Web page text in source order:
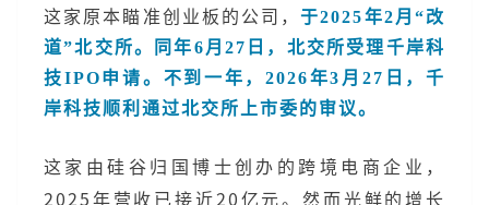
这家原本瞄准创业板的公司，于2025年2月“改
道”北交所。同年6月27日，北交所受理千岸科
技IPO申请。不到一年，2026年3月27日，千
岸科技顺利通过北交所上市委的审议。
这家由硅谷归国博士创办的跨境电商企业，
2025年营收已接近20亿元。然而光鲜的增长